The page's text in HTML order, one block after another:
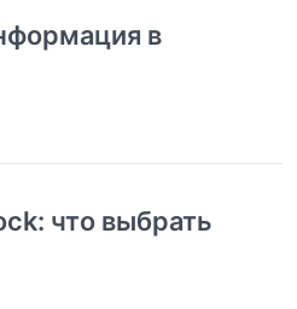
в
что выбрать